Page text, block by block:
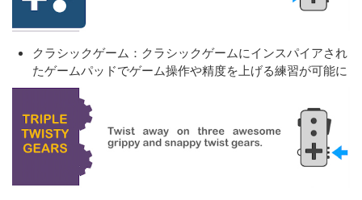
クラシックゲーム：クラシックゲームにインスパイアされ
たゲームパッドでゲーム操作や精度を上げる練習が可能に